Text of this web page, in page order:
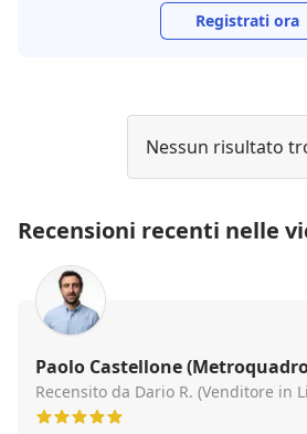
Registrati ora
Nessun risultato
Recensioni recenti nelle
Paolo Castellone
Recensito da Dario R. (Venditore in